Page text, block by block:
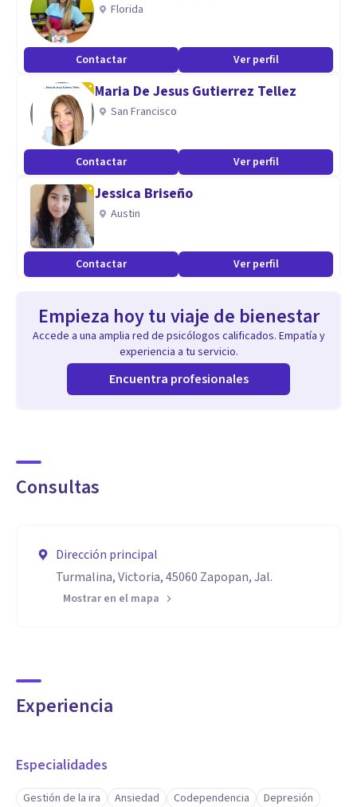
Florida
Contactar Ver perfil
Maria De Jesus Gutierrez Tellez
San Francisco
Contactar Ver perfil
Jessica Briseño
Austin
Contactar Ver perfil
Empieza hoy tu viaje de bienestar
Accede a una amplia red de psicólogos calificados. Empatía y
experiencia a tu servicio.
Encuentra profesionales
Consultas
Dirección principal
Turmalina, Victoria, 45060 Zapopan, Jal.
Mostrar en el mapa
Experiencia
Especialidades
Gestión de la ira Ansiedad Codependencia
Depresión